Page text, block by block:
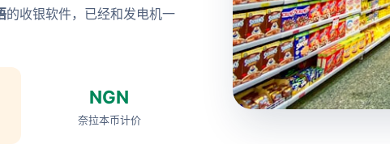
的收银软件，已经和发电机一
NGN
奈拉本币计价